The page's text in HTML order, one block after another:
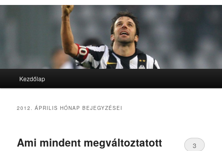
Tovább az elsődleges tartalomra
Tovább a másodlagos tartalomra
Kezdőlap
2012. ÁPRILIS HÓNAP BEJEGYZÉSEI
Ami mindent megváltoztatott
3